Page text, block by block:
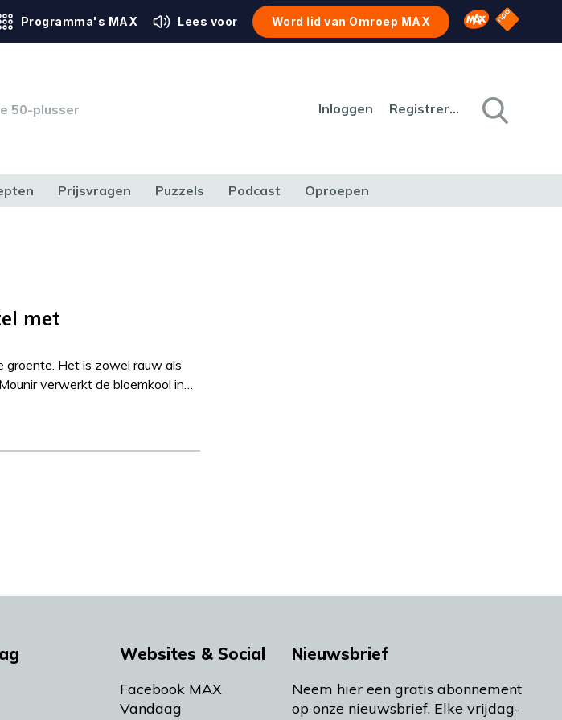
Programma's MAX Lees voor Word lid van Omroep MAX Omroep MAX
NPO
50-plusser Inloggen Registreren
Prijsvragen Puzzels Podcast Oproepen
met
groente. Het is zowel rauw als
verwerkt de bloemkool in…
Websites & Social
Facebook MAX
Vandaag
Nieuwsbrief
Neem hier een gratis abonnement
op onze nieuwsbrief. Elke vrijdag-